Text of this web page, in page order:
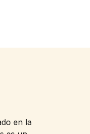
en la